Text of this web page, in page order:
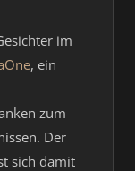
im
, ein
zum
Der
sich damit